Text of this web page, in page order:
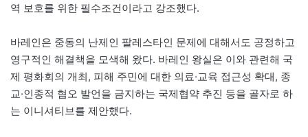
역 보호를 위한 필수조건이라고 강조했다.
바레인은 중동의 난제인 팔레스타인 문제에 대해서도 공정하고
영구적인 해결책을 모색해 왔다. 바레인 왕실은 이와 관련해 국
제 평화회의 개최, 피해 주민에 대한 의료·교육 접근성 확대, 종
교·인종적 혐오 발언을 금지하는 국제협약 추진 등을 골자로 하
는 이니셔티브를 제안했다.